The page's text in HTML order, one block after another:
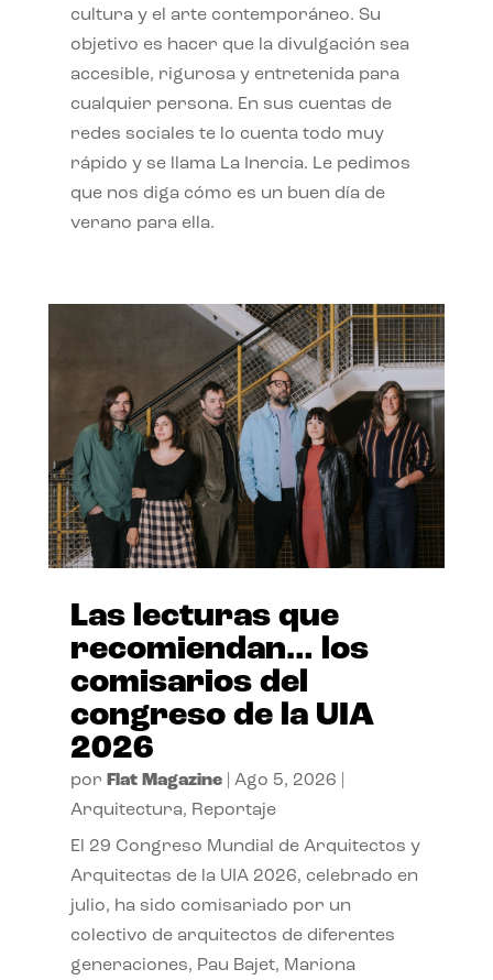
cultura y el arte contemporáneo. Su
objetivo es hacer que la divulgación sea
accesible, rigurosa y entretenida para
cualquier persona. En sus cuentas de
redes sociales te lo cuenta todo muy
rápido y se llama La Inercia. Le pedimos
que nos diga cómo es un buen día de
verano para ella.
Las lecturas que
recomiendan… los
comisarios del
congreso de la UIA
2026
por Flat Magazine| Ago 5, 2026
Arquitectura, Reportaje
El 29 Congreso Mundial de Arquitectos y
Arquitectas de la UIA 2026, celebrado en
julio, ha sido comisariado por un
colectivo de arquitectos de diferentes
generaciones, Pau Bajet, Mariona